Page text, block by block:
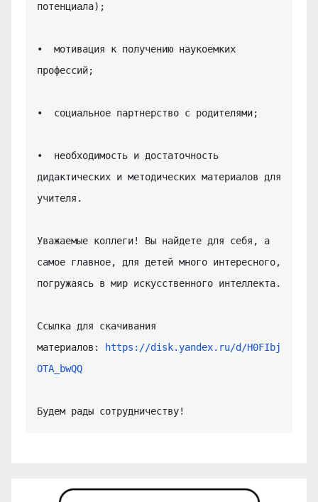
потенциала);
•  мотивация к получению наукоемких
профессий;
•  социальное партнерство с родителями;
•  необходимость и достаточность
дидактических и методических материалов для
учителя.
Уважаемые коллеги! Вы найдете для себя, а
самое главное, для детей много интересного,
погружаясь в мир искусственного интеллекта.
Ссылка для скачивания
материалов:
https://disk.yandex.ru/d/H0FIbj
OTA_bwQQ
Будем рады сотрудничеству!